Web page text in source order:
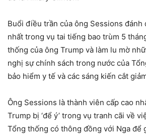
Buổi điều trần của ông Sessions đánh
nhất trong vụ tai tiếng bao trùm 5
thống của ông Trump và làm lu mờ
nghị sự chính sách trong nước của
bảo hiểm y tế và các sáng kiến cắt
Ông Sessions là thành viên cấp cao
Trump bị ‘để ý’ trong vụ tranh cãi về
Tổng thống có thông đồng với Nga để